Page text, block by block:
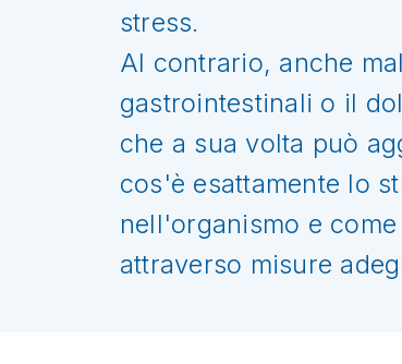
stress.
Al contrario, anche
gastrointestinali o il
che a sua volta può
cos'è esattamente lo
nell'organismo e
attraverso misure